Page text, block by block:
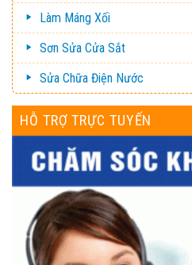
Làm Máng Xối
Sơn Sửa Cửa Sắt
Sửa Chữa Điện Nước
HỖ TRỢ TRỰC TUYẾN